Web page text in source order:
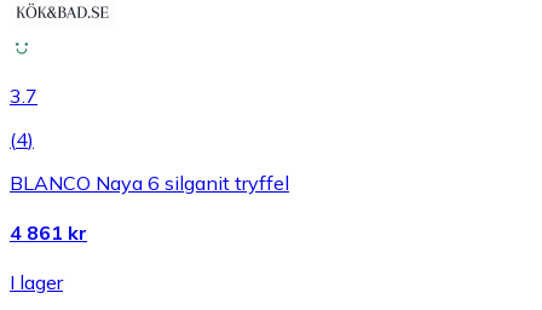
3.7
(4)
BLANCO Naya 6 silganit tryffel
4 861 kr
I lager